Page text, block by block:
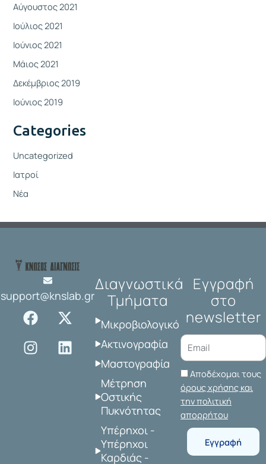
Αύγουστος 2021
Ιούλιος 2021
Ιούνιος 2021
Μάιος 2021
Δεκέμβριος 2019
Ιούνιος 2019
Categories
Uncategorized
Ιατροί
Νέα
support@knslab.gr
F
a
c
e
X
-
t
w
I
n
s
t
L
i
n
k
Διαγνωστικά
Τμήματα
Μικροβιολογικό
Ακτινογραφία
Μαστογραφία
Μέτρηση
Οστικής
Πυκνότητας
Υπέρηχοι -
Υπέρηχοι
Καρδιάς -
Εγγραφή
στο
newsletter
Αποδέχομαι τους
όρους χρήσης και
την πολιτική
απορρήτου
Εγγραφή